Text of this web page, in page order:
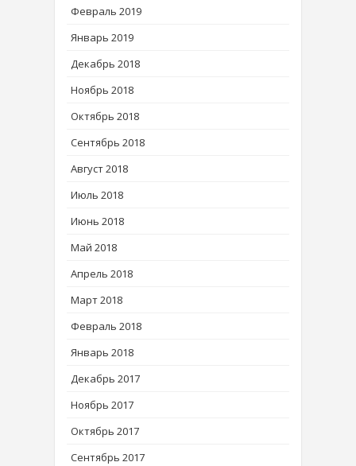
Февраль 2019
Январь 2019
Декабрь 2018
Ноябрь 2018
Октябрь 2018
Сентябрь 2018
Август 2018
Июль 2018
Июнь 2018
Май 2018
Апрель 2018
Март 2018
Февраль 2018
Январь 2018
Декабрь 2017
Ноябрь 2017
Октябрь 2017
Сентябрь 2017